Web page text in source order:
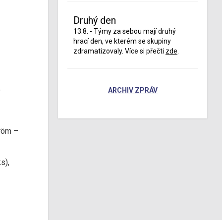
–
Druhý den
13.8. - Týmy za sebou mají druhý
hrací den, ve kterém se skupiny
zdramatizovaly. Více si přečti zde
ARCHIV ZPRÁV